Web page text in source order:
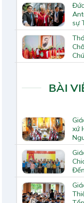
sự
tại
Hà
BÀI
xứ
Lại
Lai